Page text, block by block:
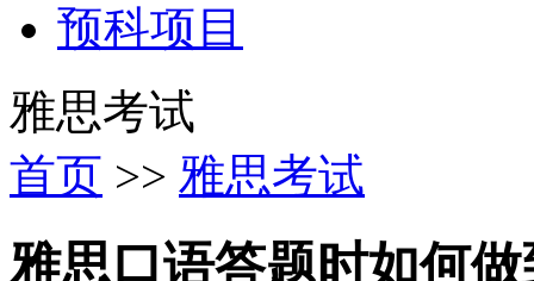
预科项目
雅思考试
首页 >> 雅思考试
雅思口语答题时如何